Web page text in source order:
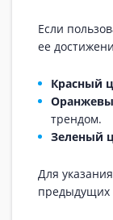
Если
ее
Красный
трендом.
Зеленый
Для
предыдущих